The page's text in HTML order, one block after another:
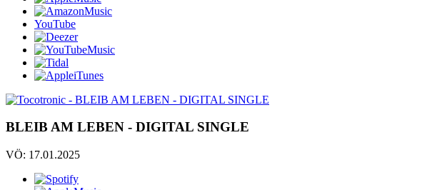
YouTube
BLEIB AM LEBEN - DIGITAL SINGLE
VÖ: 17.01.2025